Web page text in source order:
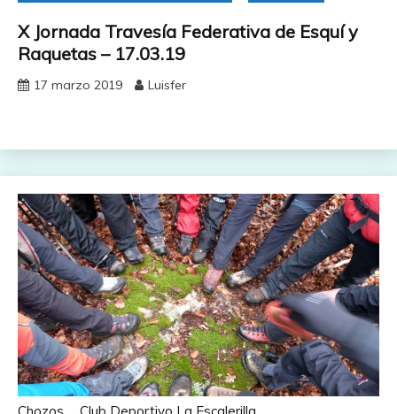
X Jornada Travesía Federativa de Esquí y
Raquetas – 17.03.19
17 marzo 2019 Luisfer